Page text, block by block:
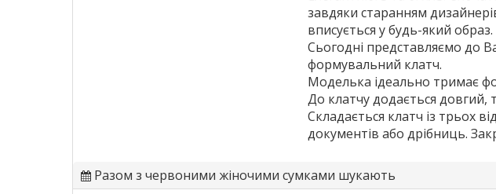
завдяки старанням
вписується у будь-який образ.
Сьогодні представляємо до
формувальний клатч.
Моделька ідеально тримає
До клатчу додається довгий,
Складається клатч із трьох
документів або дрібниць.
Разом з червоними жіночими сумками шукають